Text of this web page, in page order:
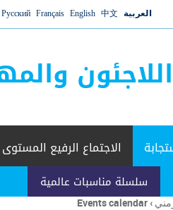
العربية 中文
English
Français
Русский
اللاجئون
سلسلة مناسبات عالمية
الاجتماع الرفيع المستوى
›
Events calendar